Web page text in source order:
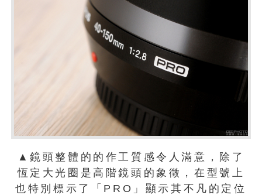
▲鏡頭整體的的作工質感令人滿意，除了
恆定大光圈是高階鏡頭的象徵，在型號上
也特別標示了「PRO」顯示其不凡的定位